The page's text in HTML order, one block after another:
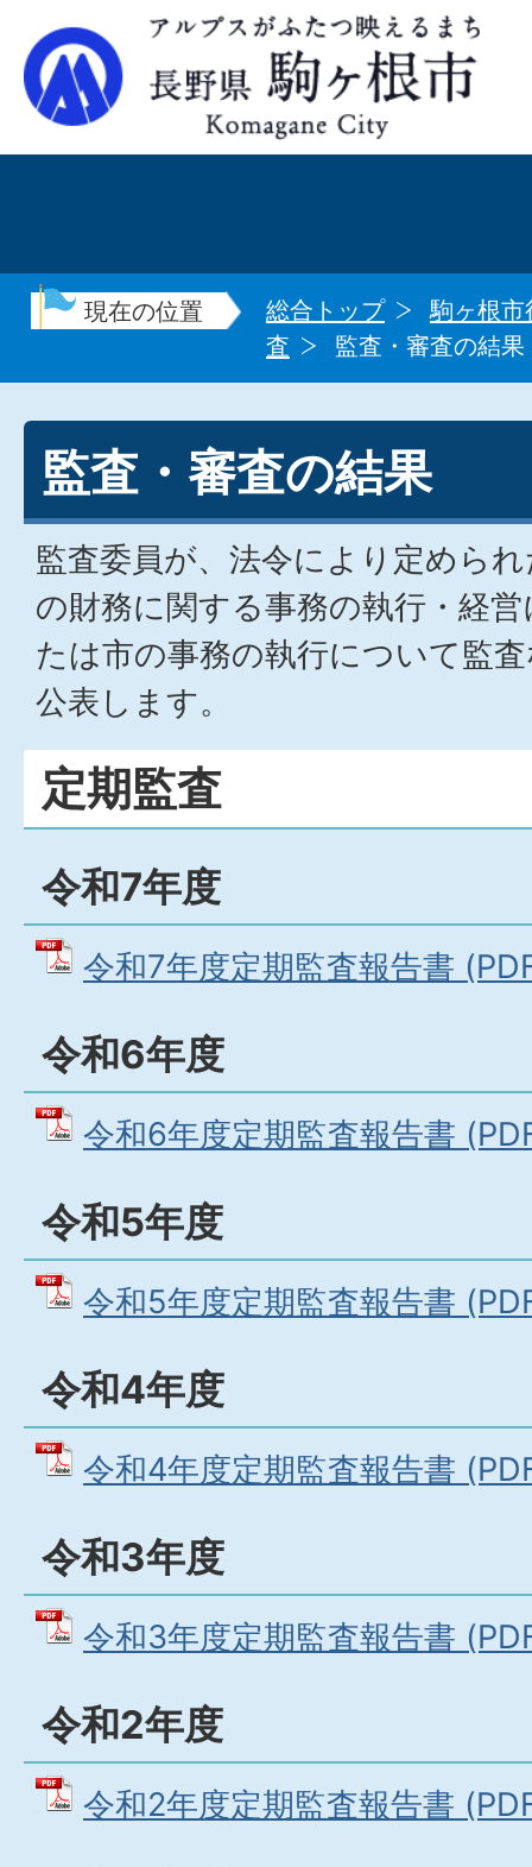
現在の位置 総合トップ
駒ヶ根市
査
監査・審査の結果
監査・審査の結果
監査委員が、法令により定めら
の財務に関する事務の執行・経
たは市の事務の執行について監
公表します。
定期監査
令和7年度
令和7年度定期監査報告書
令和6年度
令和6年度定期監査報告書
令和5年度
令和5年度定期監査報告書
令和4年度
令和4年度定期監査報告書
令和3年度
令和3年度定期監査報告書
令和2年度
令和2年度定期監査報告書